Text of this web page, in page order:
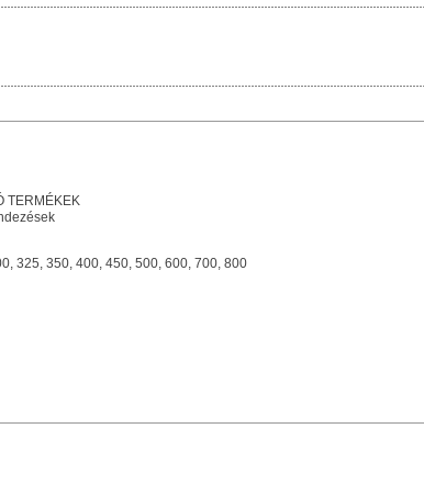
TERMÉKEK
325, 350, 400, 450, 500, 600, 700, 800